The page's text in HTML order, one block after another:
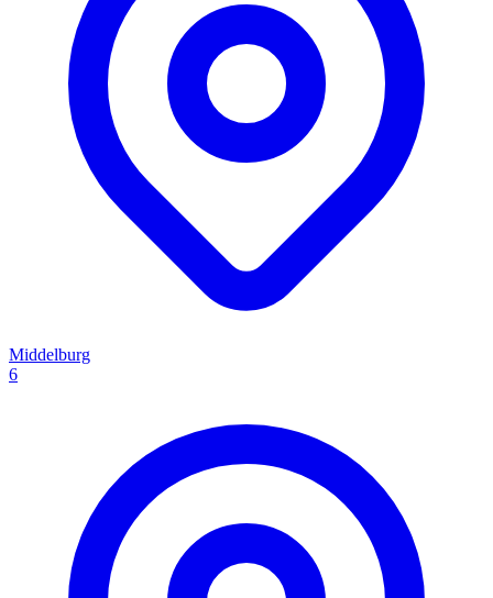
Middelburg
6